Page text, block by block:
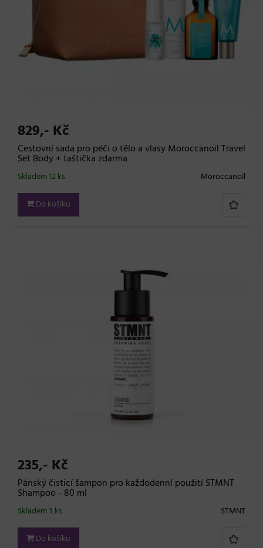
829,- Kč
Cestovní sada pro péči o tělo a vlasy Moroccanoil Travel
Set Body + taštička zdarma
Moroccanoil
Skladem 12 ks
Do košíku
235,- Kč
Pánský čisticí šampon pro každodenní použití STMNT
Shampoo - 80 ml
STMNT
Skladem 3 ks
Do košíku